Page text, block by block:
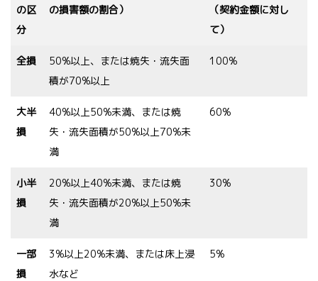
の区
分
の損害額の割合）
（契約金額に対し
て）
全損
50%以上、または焼失・流失面
積が70%以上
100%
大半
損
40%以上50%未満、または焼
失・流失面積が50%以上70%未
満
60%
小半
損
20%以上40%未満、または焼
失・流失面積が20%以上50%未
満
30%
一部
損
3%以上20%未満、または床上浸
水など
5%